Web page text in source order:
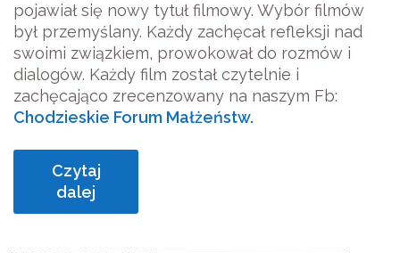
pojawiał się nowy tytuł filmowy. Wybór filmów
był przemyślany. Każdy zachęcał refleksji nad
swoimi związkiem, prowokował do rozmów i
dialogów. Każdy film został czytelnie i
zachęcająco zrecenzowany na naszym Fb:
Chodzieskie Forum Małżeństw.
Czytaj
dalej